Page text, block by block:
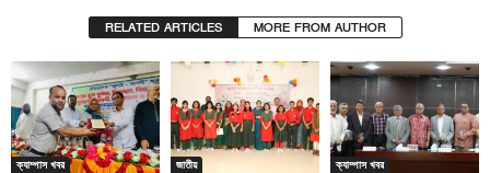
RELATED ARTICLES MORE FROM AUTHOR
ক্যাম্পাস খবর জাতীয় ক্যাম্পাস খবর